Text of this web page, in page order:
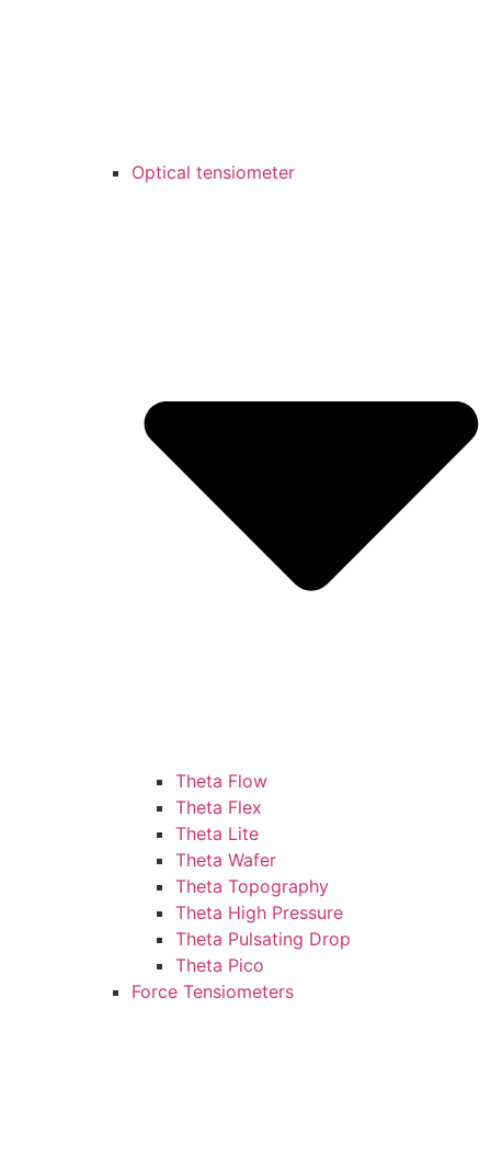
Optical tensiometer
Theta Flow
Theta Flex
Theta Lite
Theta Wafer
Theta Topography
Theta High Pressure
Theta Pulsating Drop
Theta Pico
Force Tensiometers